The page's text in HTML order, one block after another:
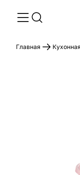
Главная